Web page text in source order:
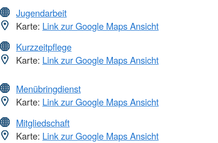
Jugendarbeit
Karte: Link zur Google Maps Ansicht
Kurzzeitpflege
Karte: Link zur Google Maps Ansicht
Menübringdienst
Karte: Link zur Google Maps Ansicht
Mitgliedschaft
Karte: Link zur Google Maps Ansicht